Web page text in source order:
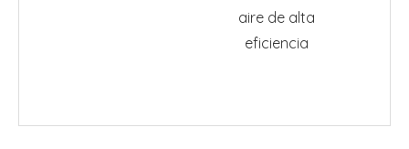
aire de alta
eficiencia